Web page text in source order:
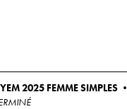
2025 FEMME SIMPLES •